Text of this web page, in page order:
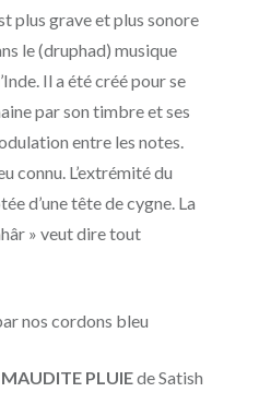
plus grave et plus sonore
le (druphad) musique
Il a été créé pour se
par son timbre et ses
entre les notes.
connu. L’extrémité du
d’une tête de cygne. La
» veut dire tout
nos cordons bleu
MAUDITE PLUIEde Satish